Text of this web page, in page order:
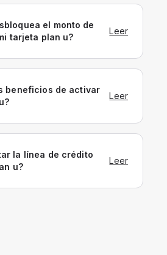
el monto de
tarjeta plan u?
Leer
beneficios de activar
Leer
la línea de crédito
u?
Leer